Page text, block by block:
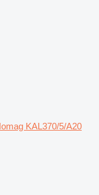
KAL370/5/A20